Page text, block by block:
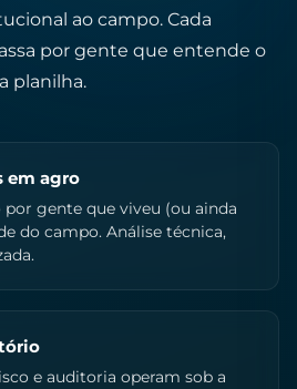
ao campo. Cada
por gente que entende o
planilha.
em agro
gente que viveu (ou ainda
do campo. Análise técnica,
e auditoria operam sob a